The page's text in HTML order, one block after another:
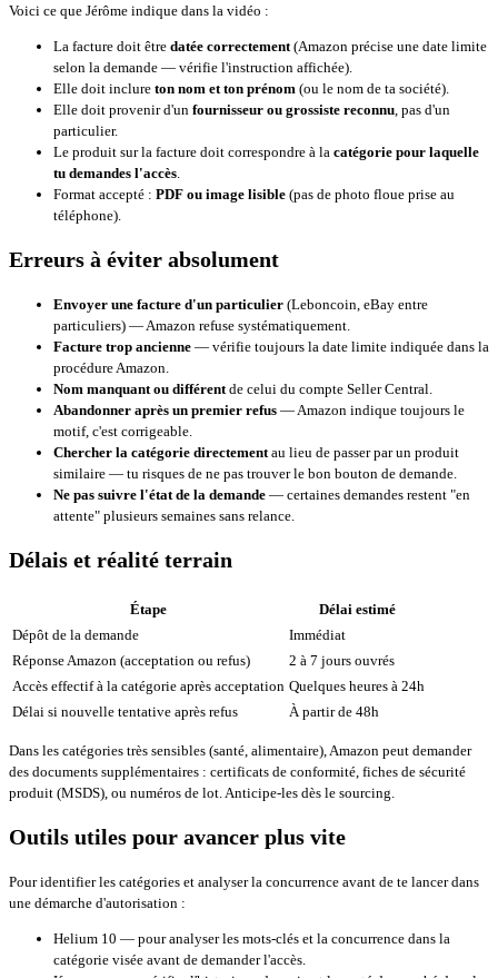
Voici ce que Jérôme indique dans la vidéo :
La facture doit être datée correctement (Amazon précise une date limite
selon la demande — vérifie l'instruction affichée).
Elle doit inclure ton nom et ton prénom (ou le nom de ta société).
Elle doit provenir d'un fournisseur ou grossiste reconnu , pas d'un
particulier.
Le produit sur la facture doit correspondre à la catégorie pour laquelle
tu demandes l'accès
Format accepté : PDF ou image lisible (pas de photo floue prise au
téléphone).
Erreurs à éviter absolument
Envoyer une facture d'un particulier (Leboncoin, eBay entre
particuliers) — Amazon refuse systématiquement.
Facture trop ancienne — vérifie toujours la date limite indiquée dans la
procédure Amazon.
Nom manquant ou différentde celui du compte Seller Central.
Abandonner après un premier refus — Amazon indique toujours le
motif, c'est corrigeable.
Chercher la catégorie directementau lieu de passer par un produit
similaire — tu risques de ne pas trouver le bon bouton de demande.
Ne pas suivre l'état de la demande — certaines demandes restent "en
attente" plusieurs semaines sans relance.
Délais et réalité terrain
Étape
Délai estimé
Dépôt de la demande
Immédiat
Réponse Amazon (acceptation ou refus)
2 à 7 jours ouvrés
Accès effectif à la catégorie après acceptation Quelques heures à 24h
Délai si nouvelle tentative après refus
À partir de 48h
Dans les catégories très sensibles (santé, alimentaire), Amazon peut demander
des documents supplémentaires : certificats de conformité, fiches de sécurité
produit (MSDS), ou numéros de lot. Anticipe-les dès le sourcing.
Outils utiles pour avancer plus vite
Pour identifier les catégories et analyser la concurrence avant de te lancer dans
une démarche d'autorisation :
Helium 10 — pour analyser les mots-clés et la concurrence dans la
catégorie visée avant de demander l'accès.